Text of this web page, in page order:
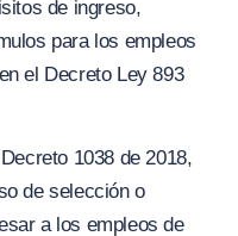
de ingreso,
para los empleos
el Decreto Ley 893
1038 de 2018,
de selección o
a los empleos de